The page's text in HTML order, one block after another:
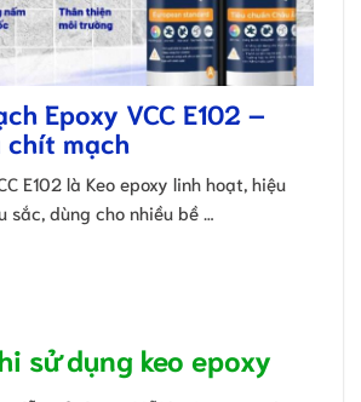
Epoxy VCC E102 –
chít mạch
E102 là Keo epoxy linh hoạt, hiệu
sắc, dùng cho nhiều bề …
sử dụng keo epoxy